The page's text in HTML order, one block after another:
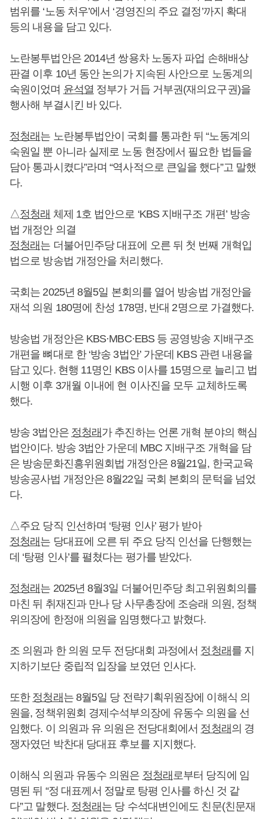
범위를 ‘노동 처우’에서 ‘경영진의 주요 결정’까지 확대
등의 내용을 담고 있다.
노란봉투법안은 2014년 쌍용차 노동자 파업 손해배상
판결 이후 10년 동안 논의가 지속된 사안으로 노동계의
숙원이었며 윤석열 정부가 거듭 거부권(재의요구권)을
행사해 부결시킨 바 있다.
정청래 는 노란봉투법안이 국회를 통과한 뒤 “노동계의
숙원일 뿐 아니라 실제로 노동 현장에서 필요한 법들을
담아 통과시켰다”라며 “역사적으로 큰일을 했다”고 말했
다.
△정청래 체제 1호 법안으로 ‘KBS 지배구조 개편’ 방송
법 개정안 의결
정청래 는 더불어민주당 대표에 오른 뒤 첫 번째 개혁입
법으로 방송법 개정안을 처리했다.
국회는 2025년 8월5일 본회의를 열어 방송법 개정안을
재석 의원 180명에 찬성 178명, 반대 2명으로 가결했다.
방송법 개정안은 KBS·MBC·EBS 등 공영방송 지배구조
개편을 뼈대로 한 ‘방송 3법안’ 가운데 KBS 관련 내용을
담고 있다. 현행 11명인 KBS 이사를 15명으로 늘리고 법
시행 이후 3개월 이내에 현 이사진을 모두 교체하도록
했다.
방송 3법안은 정청래 가 추진하는 언론 개혁 분야의 핵심
법안이다. 방송 3법안 가운데 MBC 지배구조 개혁을 담
은 방송문화진흥위원회법 개정안은 8월21일, 한국교육
방송공사법 개정안은 8월22일 국회 본회의 문턱을 넘었
다.
△주요 당직 인선하며 ‘탕평 인사’ 평가 받아
정청래 는 당대표에 오른 뒤 주요 당직 인선을 단행했는
데 ‘탕평 인사’를 펼쳤다는 평가를 받았다.
정청래 는 2025년 8월3일 더불어민주당 최고위원회의를
마친 뒤 취재진과 만나 당 사무총장에 조승래 의원, 정책
위의장에 한정애 의원을 임명했다고 밝혔다.
조 의원과 한 의원 모두 전당대회 과정에서 정청래 를 지
지하기보단 중립적 입장을 보였던 인사다.
또한 정청래 는 8월5일 당 전략기획위원장에 이해식 의
원을, 정책위원회 경제수석부의장에 유동수 의원을 선
임했다. 이 의원과 유 의원은 전당대회에서 정청래 의 경
쟁자였던 박찬대 당대표 후보를 지지했다.
이해식 의원과 유동수 의원은 정청래 로부터 당직에 임
명된 뒤 “정 대표께서 정말로 탕평 인사를 하신 것 같
다”고 말했다. 정청래 는 당 수석대변인에도 친문(친문재